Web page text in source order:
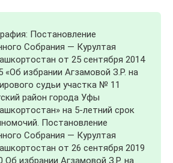
Постановление
Собрания — Курултая
от 25 сентября 2014
избрании Агзамовой З.Р. на
судьи участка № 11
район города Уфы
на 5-летний срок
Постановление
Собрания — Курултая
от 26 сентября 2019
избрании Агзамовой З.Р. на